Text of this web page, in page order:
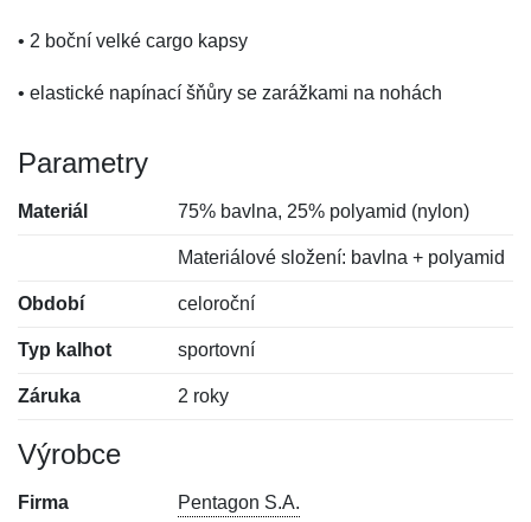
• 2 boční velké cargo kapsy
• elastické napínací šňůry se zarážkami na nohách
Parametry
Materiál 75% bavlna, 25% polyamid (nylon)
Materiálové složení: bavlna + polyamid
Období celoroční
Typ kalhot sportovní
Záruka 2 roky
Výrobce
Firma Pentagon S.A.